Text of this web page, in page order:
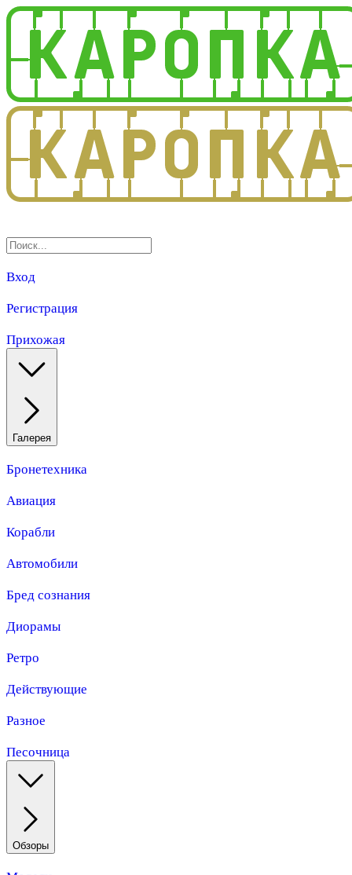
Вход
Регистрация
Прихожая
Галерея
Бронетехника
Авиация
Корабли
Автомобили
Бред сознания
Диорамы
Ретро
Действующие
Разное
Песочница
Обзоры